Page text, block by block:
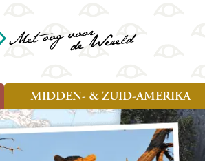
Landen
MIDDEN- & ZUID-AMERIKA
Soort reizen
Familiereis (11)
Landen
Amazone
Argentinië